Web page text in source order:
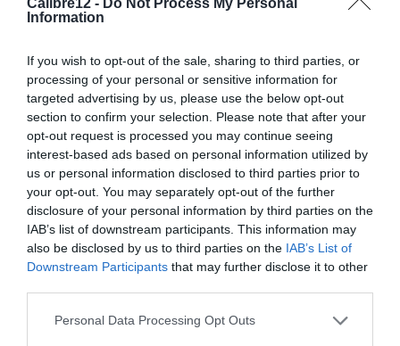
Information
If you wish to opt-out of the sale, sharing to third parties, or
processing of your personal or sensitive information for
targeted advertising by us, please use the below opt-out
section to confirm your selection. Please note that after your
opt-out request is processed you may continue seeing
interest-based ads based on personal information utilized by
us or personal information disclosed to third parties prior to
your opt-out. You may separately opt-out of the further
disclosure of your personal information by third parties on the
IAB’s list of downstream participants. This information may
also be disclosed by us to third parties on the IAB’s List of
Downstream Participants that may further disclose it to other
Personal Data Processing Opt Outs
curtos), todos os restantes eram troféus no verdadeiro sentido da
com navalhas longas, afiadas e grossas, sobre amoladeiras exuberantes e
curvadas, como na natureza mais virgem. Vários caçadores quiseram
levar a pele, para imortalizar estes magníficos exemplares de javali.
Ninguém tinha previsto aquele resultado… Meses depois as autoridades
receberam uma denúncia das zonas de caça limítrofes que o cercão
estava a capturar javalis para o seu interior, com “passagens” que
permitiam a entrada e não a saída dos animais.
UM CERCÃO PREVISÍVEL
nuvens baixas que víamos sobre a serra. Desde o monte da herdade